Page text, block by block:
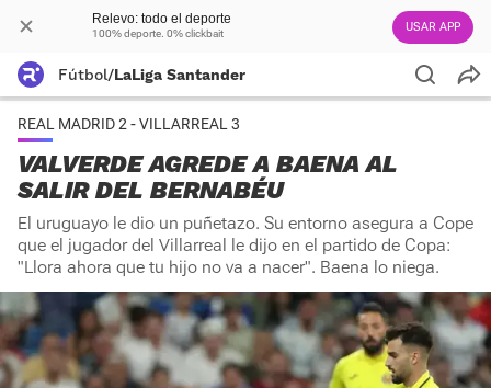
Relevo: todo el deporte
100% deporte. 0% clickbait USAR APP
Fútbol/LaLiga Santander
REAL MADRID 2 - VILLARREAL 3
VALVERDE AGREDE A BAENA AL
SALIR DEL BERNABÉU
El uruguayo le dio un puñetazo. Su entorno asegura a Cope
que el jugador del Villarreal le dijo en el partido de Copa:
"Llora ahora que tu hijo no va a nacer". Baena lo niega.